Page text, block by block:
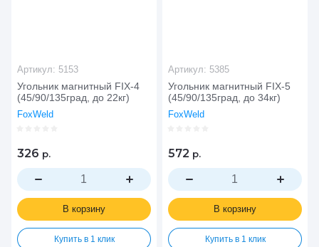
Угольник магнитный FIX-4
(45/90/135град, до 22кг)
FoxWeld
Артикул: 5153
326 р.
В корзину
Купить в 1 клик
Угольник магнитный FIX-5
(45/90/135град, до 34кг)
FoxWeld
Артикул: 5385
572 р.
В корзину
Купить в 1 клик